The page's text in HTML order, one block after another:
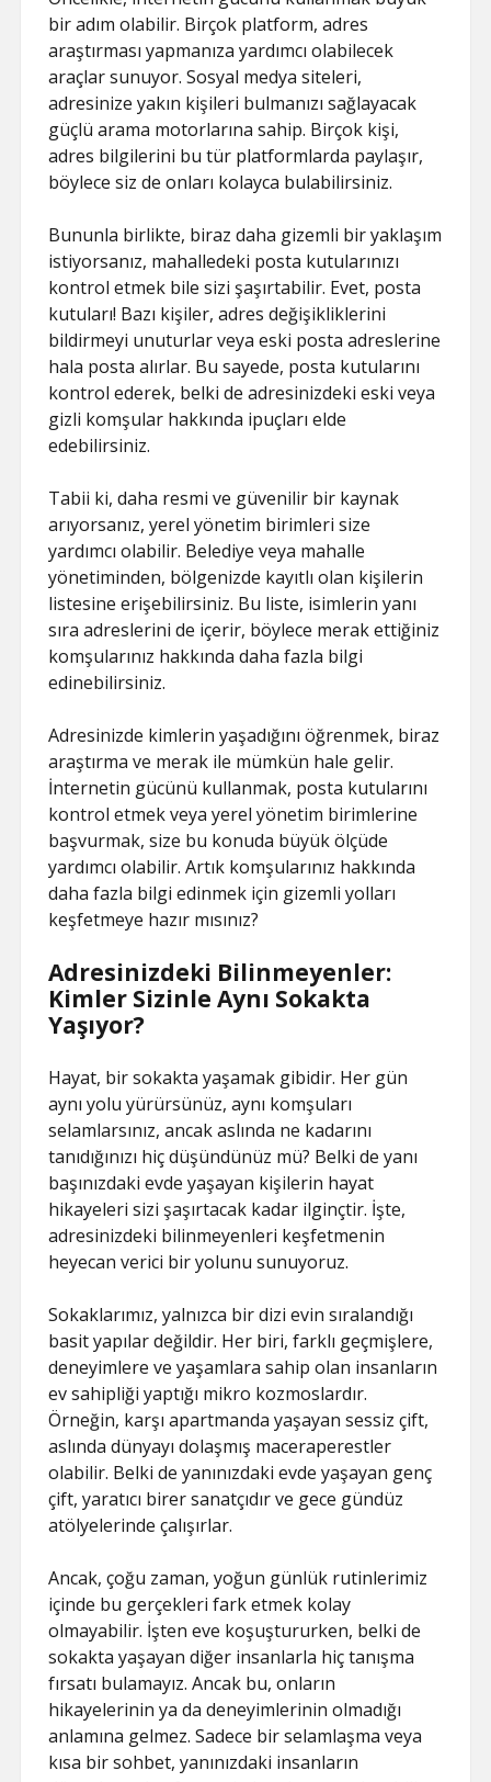
bir adım olabilir. Birçok platform, adres
araştırması yapmanıza yardımcı olabilecek
araçlar sunuyor. Sosyal medya siteleri,
adresinize yakın kişileri bulmanızı sağlayacak
güçlü arama motorlarına sahip. Birçok kişi,
adres bilgilerini bu tür platformlarda paylaşır,
böylece siz de onları kolayca bulabilirsiniz.
Bununla birlikte, biraz daha gizemli bir yaklaşım
istiyorsanız, mahalledeki posta kutularınızı
kontrol etmek bile sizi şaşırtabilir. Evet, posta
kutuları! Bazı kişiler, adres değişikliklerini
bildirmeyi unuturlar veya eski posta adreslerine
hala posta alırlar. Bu sayede, posta kutularını
kontrol ederek, belki de adresinizdeki eski veya
gizli komşular hakkında ipuçları elde
edebilirsiniz.
Tabii ki, daha resmi ve güvenilir bir kaynak
arıyorsanız, yerel yönetim birimleri size
yardımcı olabilir. Belediye veya mahalle
yönetiminden, bölgenizde kayıtlı olan kişilerin
listesine erişebilirsiniz. Bu liste, isimlerin yanı
sıra adreslerini de içerir, böylece merak ettiğiniz
komşularınız hakkında daha fazla bilgi
edinebilirsiniz.
Adresinizde kimlerin yaşadığını öğrenmek, biraz
araştırma ve merak ile mümkün hale gelir.
İnternetin gücünü kullanmak, posta kutularını
kontrol etmek veya yerel yönetim birimlerine
başvurmak, size bu konuda büyük ölçüde
yardımcı olabilir. Artık komşularınız hakkında
daha fazla bilgi edinmek için gizemli yolları
keşfetmeye hazır mısınız?
Adresinizdeki Bilinmeyenler:
Kimler Sizinle Aynı Sokakta
Yaşıyor?
Hayat, bir sokakta yaşamak gibidir. Her gün
aynı yolu yürürsünüz, aynı komşuları
selamlarsınız, ancak aslında ne kadarını
tanıdığınızı hiç düşündünüz mü? Belki de yanı
başınızdaki evde yaşayan kişilerin hayat
hikayeleri sizi şaşırtacak kadar ilginçtir. İşte,
adresinizdeki bilinmeyenleri keşfetmenin
heyecan verici bir yolunu sunuyoruz.
Sokaklarımız, yalnızca bir dizi evin sıralandığı
basit yapılar değildir. Her biri, farklı geçmişlere,
deneyimlere ve yaşamlara sahip olan insanların
ev sahipliği yaptığı mikro kozmoslardır.
Örneğin, karşı apartmanda yaşayan sessiz çift,
aslında dünyayı dolaşmış maceraperestler
olabilir. Belki de yanınızdaki evde yaşayan genç
çift, yaratıcı birer sanatçıdır ve gece gündüz
atölyelerinde çalışırlar.
Ancak, çoğu zaman, yoğun günlük rutinlerimiz
içinde bu gerçekleri fark etmek kolay
olmayabilir. İşten eve koşuştururken, belki de
sokakta yaşayan diğer insanlarla hiç tanışma
fırsatı bulamayız. Ancak bu, onların
hikayelerinin ya da deneyimlerinin olmadığı
anlamına gelmez. Sadece bir selamlaşma veya
kısa bir sohbet, yanınızdaki insanların